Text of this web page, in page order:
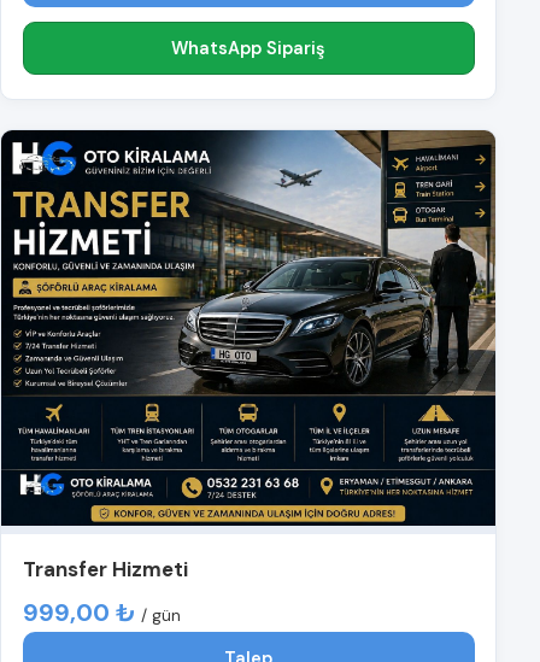
WhatsApp Sipariş
Transfer Hizmeti
999,00 ₺ / gün